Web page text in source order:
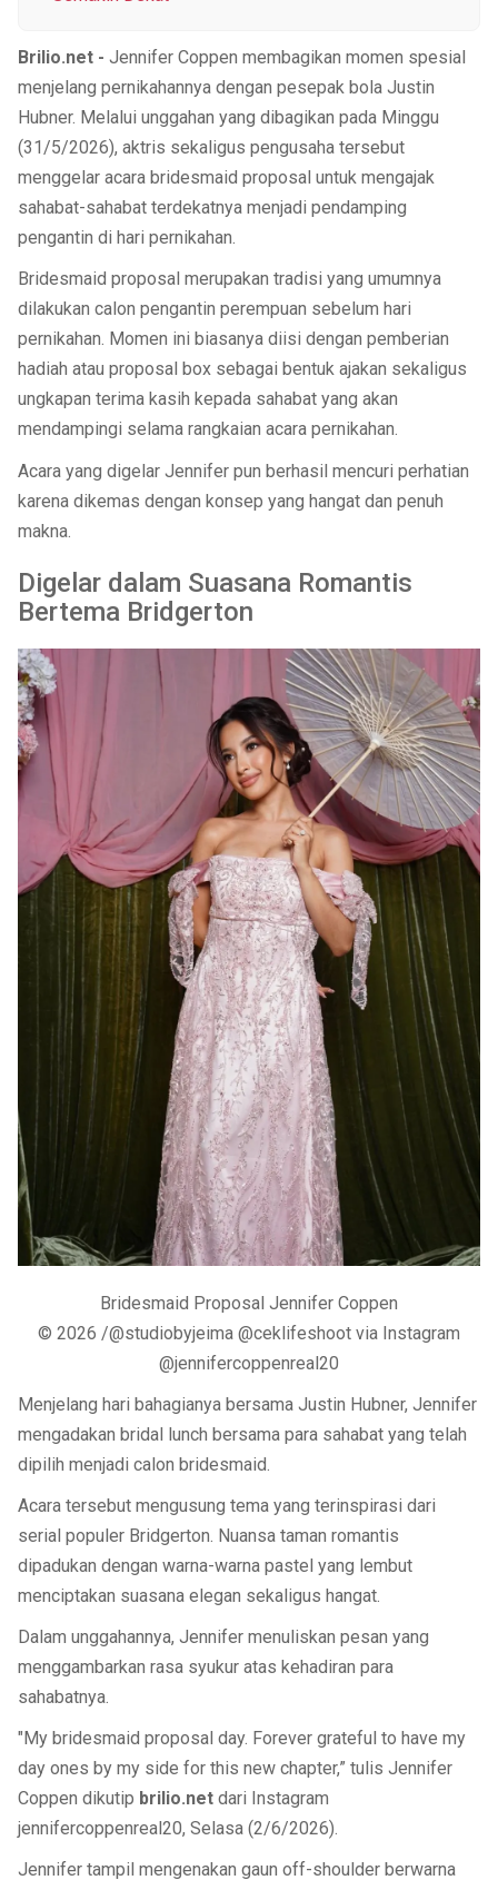
Brilio.net - Jennifer Coppen membagikan momen spesial
menjelang pernikahannya dengan pesepak bola Justin
Hubner. Melalui unggahan yang dibagikan pada Minggu
(31/5/2026), aktris sekaligus pengusaha tersebut
menggelar acara bridesmaid proposal untuk mengajak
sahabat-sahabat terdekatnya menjadi pendamping
pengantin di hari pernikahan.
Bridesmaid proposal merupakan tradisi yang umumnya
dilakukan calon pengantin perempuan sebelum hari
pernikahan. Momen ini biasanya diisi dengan pemberian
hadiah atau proposal box sebagai bentuk ajakan sekaligus
ungkapan terima kasih kepada sahabat yang akan
mendampingi selama rangkaian acara pernikahan.
Acara yang digelar Jennifer pun berhasil mencuri perhatian
karena dikemas dengan konsep yang hangat dan penuh
makna.
Digelar dalam Suasana Romantis
Bertema Bridgerton
Bridesmaid Proposal Jennifer Coppen
© 2026 /@studiobyjeima @ceklifeshoot via Instagram
@jennifercoppenreal20
Menjelang hari bahagianya bersama Justin Hubner, Jennifer
mengadakan bridal lunch bersama para sahabat yang telah
dipilih menjadi calon bridesmaid.
Acara tersebut mengusung tema yang terinspirasi dari
serial populer Bridgerton. Nuansa taman romantis
dipadukan dengan warna-warna pastel yang lembut
menciptakan suasana elegan sekaligus hangat.
Dalam unggahannya, Jennifer menuliskan pesan yang
menggambarkan rasa syukur atas kehadiran para
sahabatnya.
"My bridesmaid proposal day. Forever grateful to have my
day ones by my side for this new chapter,” tulis Jennifer
Coppen dikutip brilio.netdari Instagram
jennifercoppenreal20, Selasa (2/6/2026).
Jennifer tampil mengenakan gaun off-shoulder berwarna